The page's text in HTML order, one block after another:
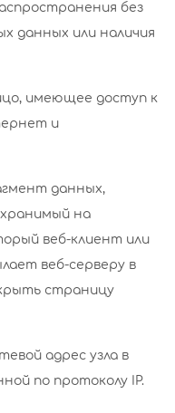
без
данных или наличия
имеющее доступ к
и
данных,
на
веб-клиент или
веб-серверу в
страницу
адрес узла в
по протоколу IP.